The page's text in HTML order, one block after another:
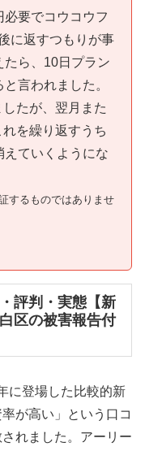
必要でコウコウフ
に返すつもりが事
ら、10日プラン
言われました。
たが、翌月また
を繰り返すうち
えていくようにな
するものではありませ
評判・実態【新
区の被害報告付
に登場した比較的新
が高い」という口コ
れました。アーリー